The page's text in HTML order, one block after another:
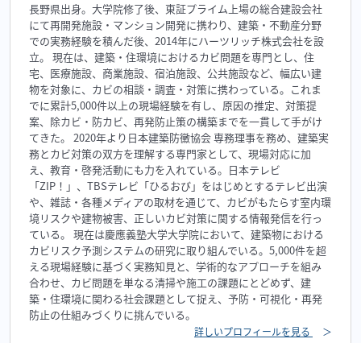
長野県出身。大学院修了後、東証プライム上場の総合建設会社
にて再開発施設・マンション開発に携わり、建築・不動産分野
での実務経験を積んだ後、2014年にハーツリッチ株式会社を設
立。 現在は、建築・住環境におけるカビ問題を専門とし、住
宅、医療施設、商業施設、宿泊施設、公共施設など、幅広い建
物を対象に、カビの相談・調査・対策に携わっている。これま
でに累計5,000件以上の現場経験を有し、原因の推定、対策提
案、除カビ・防カビ、再発防止策の構築までを一貫して手がけ
てきた。 2020年より日本建築防黴協会 専務理事を務め、建築実
務とカビ対策の双方を理解する専門家として、現場対応に加
え、教育・啓発活動にも力を入れている。日本テレビ
「ZIP！」、TBSテレビ「ひるおび」をはじめとするテレビ出演
や、雑誌・各種メディアの取材を通じて、カビがもたらす室内環
境リスクや建物被害、正しいカビ対策に関する情報発信を行っ
ている。 現在は慶應義塾大学大学院において、建築物における
カビリスク予測システムの研究に取り組んでいる。5,000件を超
える現場経験に基づく実務知見と、学術的なアプローチを組み
合わせ、カビ問題を単なる清掃や施工の課題にとどめず、建
築・住環境に関わる社会課題として捉え、予防・可視化・再発
防止の仕組みづくりに挑んでいる。
詳しいプロフィールを見る ＞